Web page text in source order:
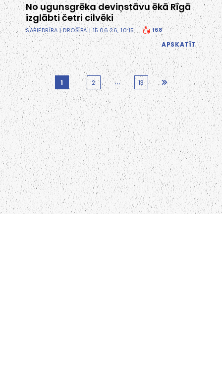
No ugunsgrēka deviņstāvu ēkā Rīgā
izglābti četri cilvēki
SABIEDRĪBA|DROŠĪBA| 15.06.26, 10:15 168
APSKATĪT
1 2 ... 13